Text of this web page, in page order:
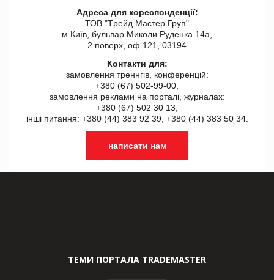
Адреса для кореспонденції:
ТОВ "Tрейд Мастер Груп"
м.Київ, бульвар Миколи Руденка 14а,
2 поверх, оф 121, 03194
Контакти для:
замовлення треннгів, конференцій:
+380 (67) 502-99-00,
замовлення реклами на порталі, журналах:
+380 (67) 502 30 13,
інші питання: +380 (44) 383 92 39, +380 (44) 383 50 34.
написати нам
ТЕМИ ПОРТАЛА TRADEMASTER